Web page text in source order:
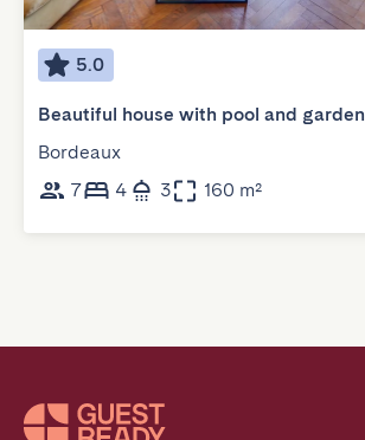
5.0
Beautiful house with pool and garden
Bordeaux
7
4 3 160 m²